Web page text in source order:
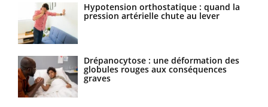
Hypotension orthostatique : quand la
pression artérielle chute au lever
Drépanocytose : une déformation des
globules rouges aux conséquences
graves